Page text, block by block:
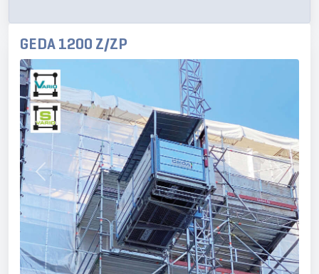
GEDA 1200 Z/ZP
Previous Next